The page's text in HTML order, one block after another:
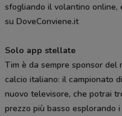
sfogliando il volantino online,
su DoveConviene.it
Solo app stellate
Tim è da sempre sponsor
calcio italiano: il campionato
nuovo televisore, che potrai
prezzo più basso esplorando